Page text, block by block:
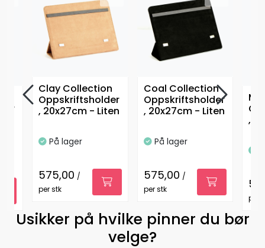
Usikker på hvilke pinner du bør
velge?
Clay Collection
Oppskriftsholder
, 20x27cm - Liten
På lager
575,00 /
per stk
Coal Collection
Oppskriftsholder
, 20x27cm - Liten
På lager
575,00 /
per stk
,
per